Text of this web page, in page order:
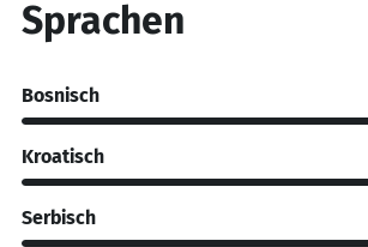
Sprachen
Bosnisch
Kroatisch
Serbisch